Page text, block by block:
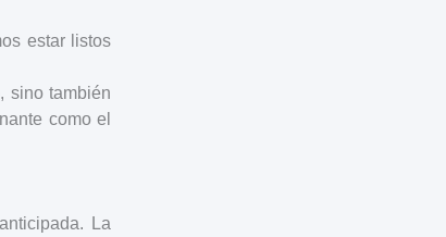
estar listos
sino también
como el
La